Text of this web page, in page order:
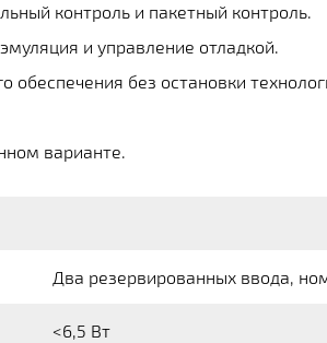
контроль и пакетный контроль.
и управление отладкой.
без остановки
варианте.
Два резервированных ввода,
<6,5 Вт